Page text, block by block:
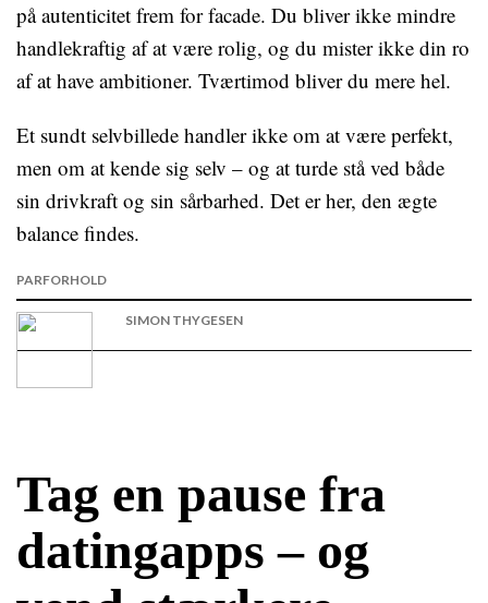
på autenticitet frem for facade. Du bliver ikke mindre
handlekraftig af at være rolig, og du mister ikke din ro
af at have ambitioner. Tværtimod bliver du mere hel.
Et sundt selvbillede handler ikke om at være perfekt,
men om at kende sig selv – og at turde stå ved både
sin drivkraft og sin sårbarhed. Det er her, den ægte
balance findes.
PARFORHOLD
SIMON THYGESEN
Tag en pause fra
datingapps – og